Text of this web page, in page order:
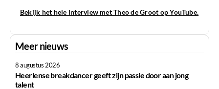
Bekijk het hele interview met Theo de Groot op YouTube.
Meer nieuws
8 augustus 2026
Heerlense breakdancer geeft zijn passie door aan jong
talent